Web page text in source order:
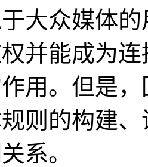
大众媒体
并能成为
用。但是
则的构建
系。